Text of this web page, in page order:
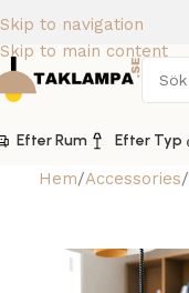
Skip to navigation
Skip to main content
Efter Rum Efter Typ
Hem Accessories